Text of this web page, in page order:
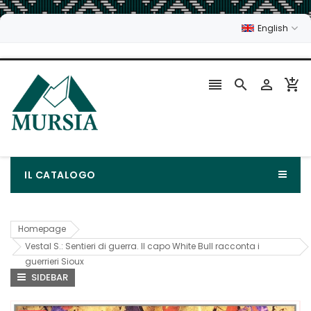
English
   
IL CATALOGO
Homepage
Vestal S.: Sentieri di guerra. Il capo White Bull racconta i
guerrieri Sioux
SIDEBAR